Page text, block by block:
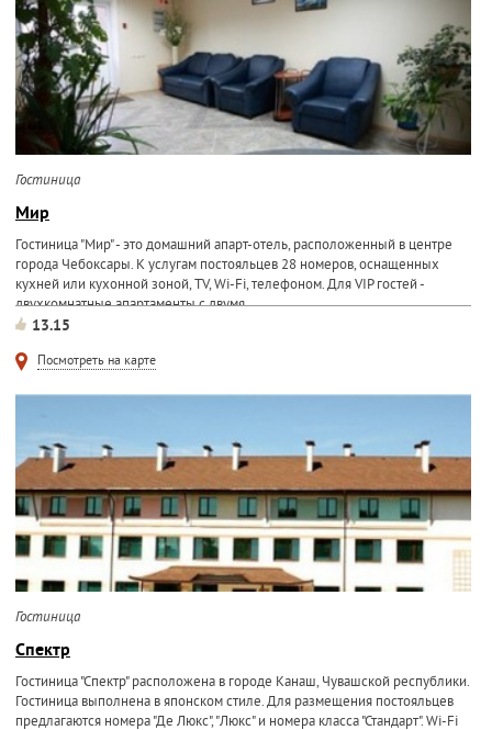
Гостиница
Мир
Гостиница "Мир" - это домашний апарт-отель, расположенный в центре
города Чебоксары. К услугам постояльцев 28 номеров, оснащенных
кухней или кухонной зоной, TV, Wi-Fi, телефоном. Для VIP гостей -
двухкомнатные апартаменты с двумя...
13.15
Посмотреть на карте
Гостиница
Спектр
Гостиница "Спектр" расположена в городе Канаш, Чувашской республики.
Гостиница выполнена в японском стиле. Для размещения постояльцев
предлагаются номера "Де Люкс", "Люкс" и номера класса "Стандарт". Wi-Fi